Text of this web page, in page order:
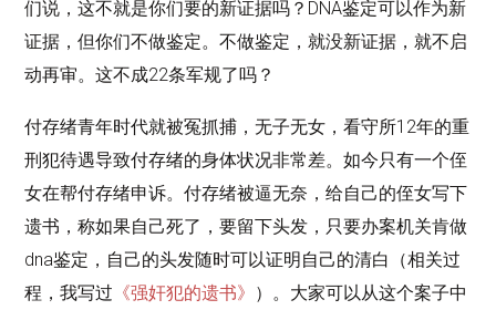
们说，这不就是你们要的新证据吗？DNA鉴定可以作为新
证据，但你们不做鉴定。不做鉴定，就没新证据，就不启
动再审。这不成22条军规了吗？
付存绪青年时代就被冤抓捕，无子无女，看守所12年的重
刑犯待遇导致付存绪的身体状况非常差。如今只有一个侄
女在帮付存绪申诉。付存绪被逼无奈，给自己的侄女写下
遗书，称如果自己死了，要留下头发，只要办案机关肯做
dna鉴定，自己的头发随时可以证明自己的清白（相关过
程，我写过 《强奸犯的遗书》 ）。大家可以从这个案子中